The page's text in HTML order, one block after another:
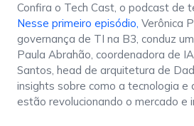
Confira o Tech Cast, o podcast de
Nesse primeiro episódio, Verônica
governança de TI na B3, conduz
Paula Abrahão, coordenadora de
Santos, head de arquitetura de
insights sobre como a tecnologia e
estão revolucionando o mercado e